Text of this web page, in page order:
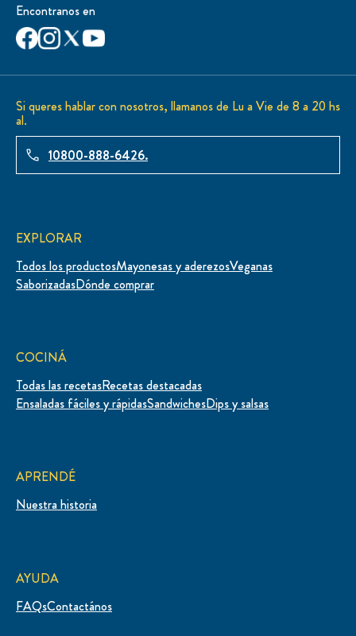
Encontranos en
Si queres hablar con nosotros, llamanos de Lu a Vie de 8 a 20 hs
al.
10800-888-6426.
EXPLORAR
Todos los productosMayonesas y aderezosVeganas
SaborizadasDónde comprar
COCINÁ
Todas las recetasRecetas destacadas
Ensaladas fáciles y rápidasSandwichesDips y salsas
APRENDÉ
Nuestra historia
AYUDA
FAQsContactános